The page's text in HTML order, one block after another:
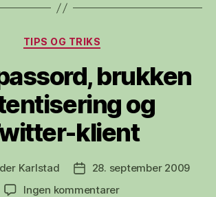
Kategorier
TIPS OG TRIKS
brukken
og
klient
Karlstad Publiseringsdato
28. september 2009
Ingen kommentarertil